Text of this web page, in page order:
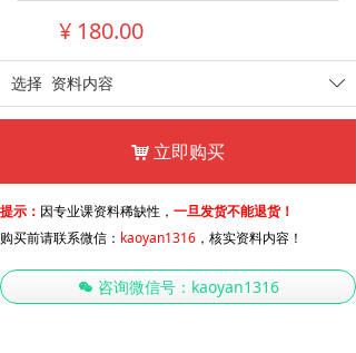
ꄳ
选择 资料内容
¥ 180.00
낙 立即购买
提示： 因专业课资料稀缺性， 一旦发货不能退货！
购买前请联系微信： kaoyan1316 ，核实资料内容！
너 咨询微信号：kaoyan1316